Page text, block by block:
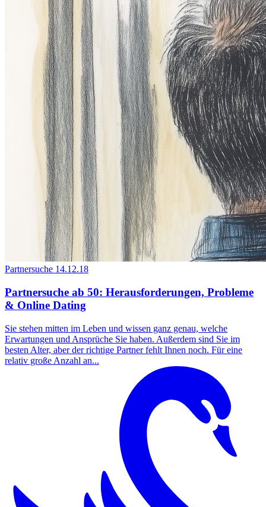
Partnersuche 14.12.18
Partnersuche ab 50: Herausforderungen, Probleme
& Online Dating
Sie stehen mitten im Leben und wissen ganz genau, welche
Erwartungen und Ansprüche Sie haben. Außerdem sind Sie im
besten Alter, aber der richtige Partner fehlt Ihnen noch. Für eine
relativ große Anzahl an...